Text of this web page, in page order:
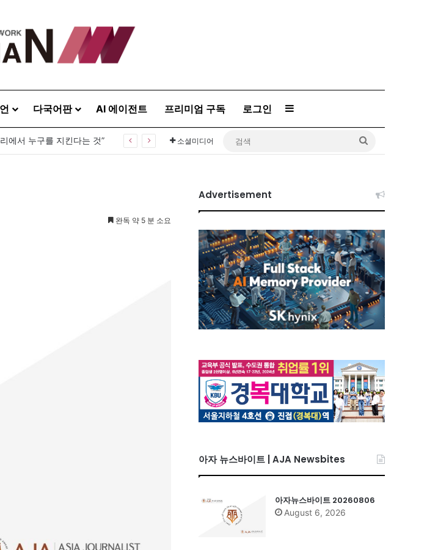
다국어판 AI 에이전트 프리미엄 구독 로그인 Sidebar
에서 누구를 지킨다는 것” 소셜미디어
완독 약 5 분 소요
Advertisement
아자 뉴스바이트 | AJA Newsbites
아자뉴스바이트 20260806
August 6, 2026